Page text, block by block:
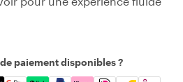
paiement disponibles ?